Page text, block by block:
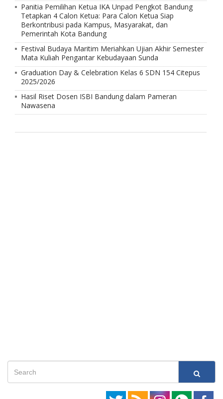
Panitia Pemilihan Ketua IKA Unpad Pengkot Bandung
Tetapkan 4 Calon Ketua: Para Calon Ketua Siap
Berkontribusi pada Kampus, Masyarakat, dan
Pemerintah Kota Bandung
Festival Budaya Maritim Meriahkan Ujian Akhir Semester
Mata Kuliah Pengantar Kebudayaan Sunda
Graduation Day & Celebration Kelas 6 SDN 154 Citepus
2025/2026
Hasil Riset Dosen ISBI Bandung dalam Pameran
Nawasena